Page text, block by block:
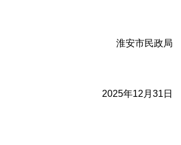
淮安市民政局
2025年12月31日